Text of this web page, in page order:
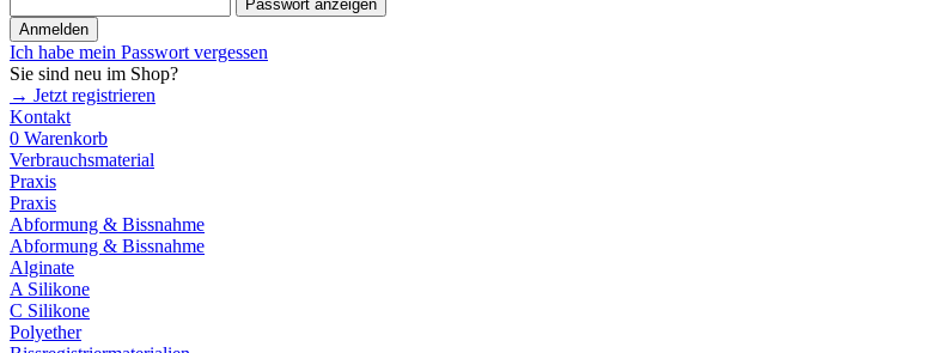
Passwort anzeigen
Anmelden
Ich habe mein Passwort vergessen
Sie sind neu im Shop?
→ Jetzt registrieren
Kontakt
0 Warenkorb
Verbrauchsmaterial
Praxis
Praxis
Abformung & Bissnahme
Abformung & Bissnahme
Alginate
A Silikone
C Silikone
Polyether